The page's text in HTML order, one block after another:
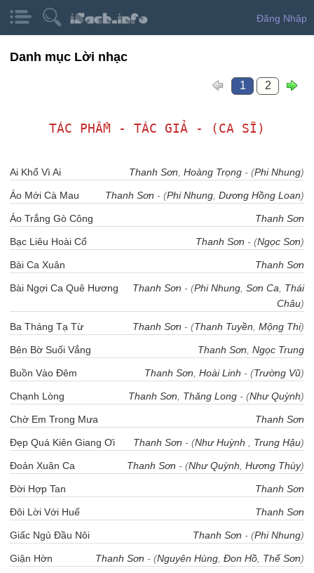
Đăng Nhập
Danh mục Lời nhạc
1 2
TÁC PHẨM - TÁC GIẢ - (CA SĨ)
Ai Khổ Vì Ai Thanh Sơn Hoàng Trọng - (Phi Nhung)
Áo Mới Cà Mau Thanh Sơn - (Phi Nhung Dương Hồng Loan)
Áo Trắng Gò Công Thanh Sơn
Bạc Liêu Hoài Cổ Thanh Sơn - (Ngọc Sơn)
Bài Ca Xuân Thanh Sơn
Bài Ngợi Ca Quê Hương Thanh Sơn - (Phi Nhung Sơn Ca
Thái
Châu)
Ba Tháng Tạ Từ Thanh Sơn - (Thanh Tuyền Mộng Thi)
Bên Bờ Suối Vắng Thanh Sơn Ngọc Trung
Buồn Vào Đêm Thanh Sơn Hoài Linh - (Trường Vũ)
Chạnh Lòng Thanh Sơn Thăng Long - (Như Quỳnh)
Chờ Em Trong Mưa Thanh Sơn
Đẹp Quá Kiên Giang Ơi Thanh Sơn - (Như Huỳnh Trung Hậu)
Đoản Xuân Ca Thanh Sơn - (Như Quỳnh Hương Thùy)
Đời Hợp Tan Thanh Sơn
Đôi Lời Với Huế Thanh Sơn
Giấc Ngủ Đầu Nôi Thanh Sơn - (Phi Nhung)
Giận Hờn Thanh Sơn - (Nguyên Hùng Đon Hồ Thế Sơn)